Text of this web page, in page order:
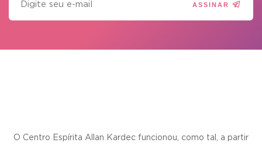
ASSINAR
O Centro Espírita Allan Kardec funcionou, como tal, a partir